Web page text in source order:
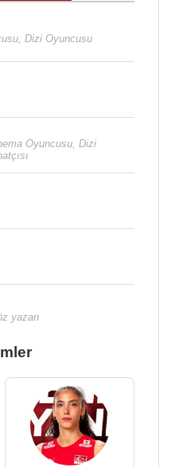
Dizi Oyuncusu
Oyuncusu, Dizi
yazarı